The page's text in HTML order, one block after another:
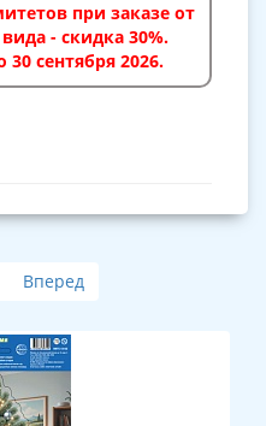
при заказе от
- скидка 30%.
сентября 2026.
Вперед